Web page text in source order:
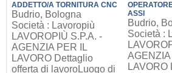
ADDETTO/A TORNITURA CNC
Budrio, Bologna
Società : Lavoropiù
LAVOROPIÙ S.P.A. -
AGENZIA PER IL
LAVORO Dettaglio
offerta di lavoroLuogo di
ASSI
Budrio,
Società :
LAVORO